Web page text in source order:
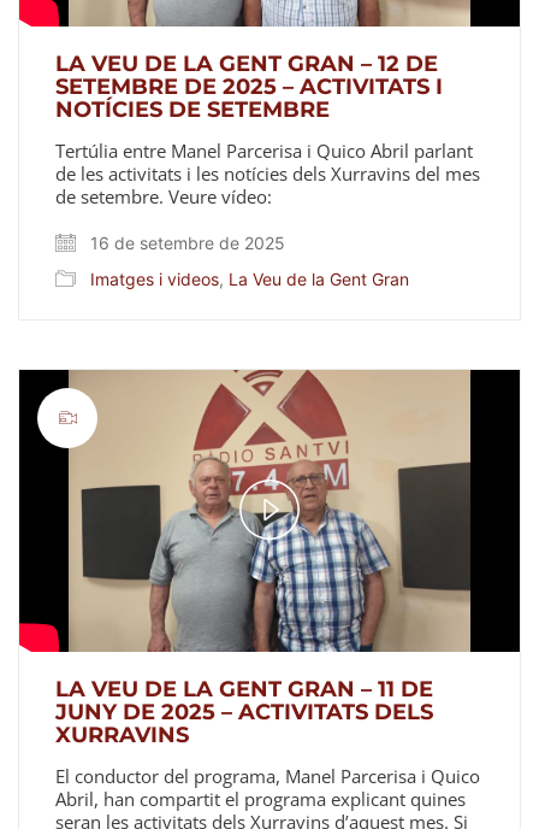
LA VEU DE LA GENT GRAN – 12 DE
SETEMBRE DE 2025 – ACTIVITATS I
NOTÍCIES DE SETEMBRE
Tertúlia entre Manel Parcerisa i Quico Abril parlant
de les activitats i les notícies dels Xurravins del mes
de setembre. Veure vídeo:
16 de setembre de 2025
Imatges i videos, La Veu de la Gent Gran
Play
Video
LA VEU DE LA GENT GRAN – 11 DE
JUNY DE 2025 – ACTIVITATS DELS
XURRAVINS
El conductor del programa, Manel Parcerisa i Quico
Abril, han compartit el programa explicant quines
seran les activitats dels Xurravins d’aquest mes. Si